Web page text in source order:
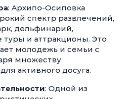
: Архипо-Осиповка
спектр развлечений,
дельфинарий,
туры и аттракционы. Это
молодежь и семьи с
множеству
активного досуга.
: Одной из